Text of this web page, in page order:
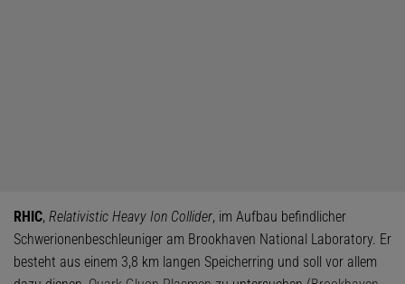
RHIC, Relativistic Heavy Ion Collider, im Aufbau befindlicher
Schwerionenbeschleuniger am Brookhaven National Laboratory. Er
besteht aus einem 3,8 km langen Speicherring und soll vor allem